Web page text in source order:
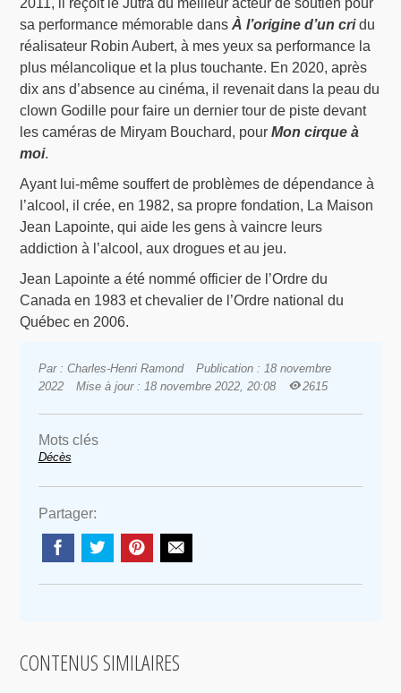
2011, il reçoit le Jutra du meilleur acteur de soutien pour
sa performance mémorable dansÀ l’origine d’un cridu
réalisateur Robin Aubert, à mes yeux sa performance la
plus mélancolique et la plus touchante. En 2020, après
dix ans d’absence au cinéma, il revenait dans la peau du
clown Godille pour faire un dernier tour de piste devant
les caméras de Miryam Bouchard, pourMon cirque à
moi.
Ayant lui-même souffert de problèmes de dépendance à
l’alcool, il crée, en 1982, sa propre fondation, La Maison
Jean Lapointe, qui aide les gens à vaincre leurs
addiction à l’alcool, aux drogues et au jeu.
Jean Lapointe a été nommé officier de l’Ordre du
Canada en 1983 et chevalier de l’Ordre national du
Québec en 2006.
Par : Charles-Henri Ramond
Publication : 18 novembre
2022
Mise à jour : 18 novembre 2022, 20:08 2615
Mots clés
Décès
Partager:
CONTENUS SIMILAIRES